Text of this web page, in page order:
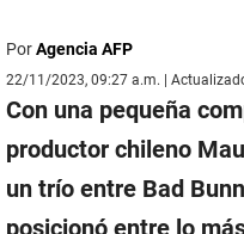
PorAgencia AFP
22/11/2023, 09:27 a.m. |
Con una pequeña
productor chileno
un trío entre Bad
posicionó entre lo